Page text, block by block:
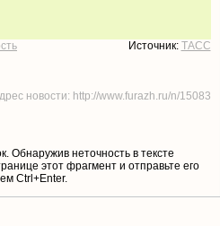
Источник: ТАСС
новости: http://www.furazh.ru/n/15083
Обнаружив неточность в тексте
этот фрагмент и отправьте его
Ctrl+Enter.